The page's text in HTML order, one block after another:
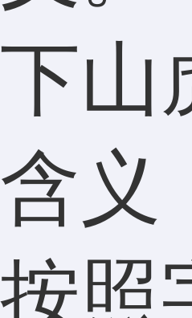
下山
含
按照